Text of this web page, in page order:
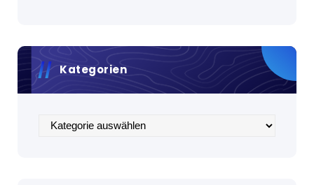
Kategorien
Kategorien